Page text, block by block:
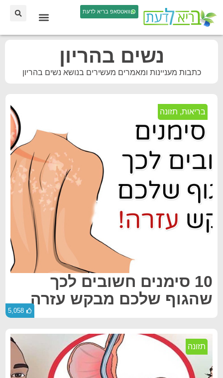
וואטסאפ בריא לדעת
נשים בהריון
כתבות מעניינות ומאמרים מעשירים בנושא נשים בהריון
בריאות, תזונה
10 סימנים חשובים לכך
שהגוף שלכם מבקש עזרה
5,058
תזונה